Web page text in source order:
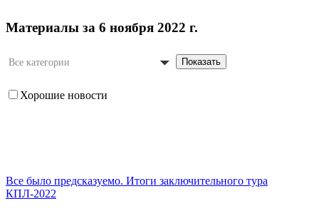
Материалы за 6 ноября 2022 г.
Все категории Показать
Хорошие новости
Все было предсказуемо. Итоги заключительного тура
КПЛ-2022